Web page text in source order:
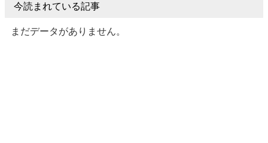
今読まれている記事
まだデータがありません。